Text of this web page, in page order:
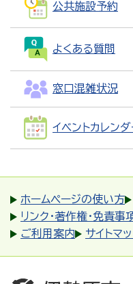
公共施設予約
よくある質問
窓口混雑状況
イベントカレン
ホームページの使い方
リンク・著作権・免責事
ご利用案内
サイトマ